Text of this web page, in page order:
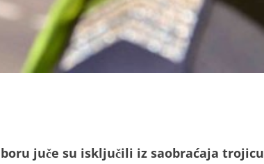
juče su isključili iz saobraćaja trojicu